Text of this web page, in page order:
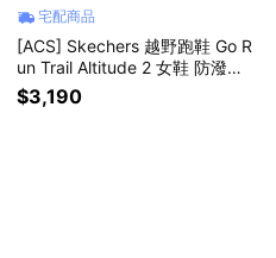
宅配商品
[ACS] Skechers 越野跑鞋 Go R
un Trail Altitude 2 女鞋 防潑水
棕 180450TPBL
$3,190